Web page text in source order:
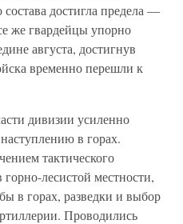
состава достигла предела —
же гвардейцы упорно
ав­густа, достигнув
временно перешли к
дивизии усиленно
в горах.
тактического
лесистой местности,
в горах, разведки и выбор
Проводились